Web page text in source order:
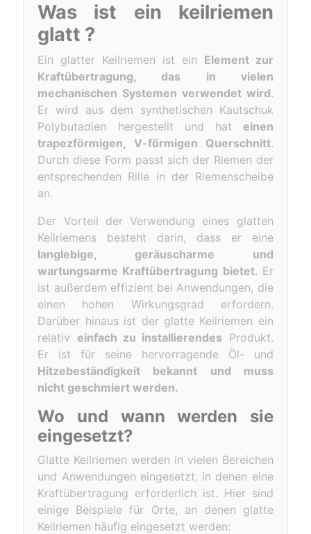
Was ist ein keilriemen
glatt ?
Ein glatter Keilriemen ist ein Element zur
Kraftübertragung, das in vielen
mechanischen Systemen verwendet wird.
Er wird aus dem synthetischen Kautschuk
Polybutadien hergestellt und hat einen
trapezförmigen, V-förmigen Querschnitt.
Durch diese Form passt sich der Riemen der
entsprechenden Rille in der Riemenscheibe
an.
Der Vorteil der Verwendung eines glatten
Keilriemens besteht darin, dass er eine
langlebige, geräuscharme und
wartungsarme Kraftübertragung bietet. Er
ist außerdem effizient bei Anwendungen, die
einen hohen Wirkungsgrad erfordern.
Darüber hinaus ist der glatte Keilriemen ein
relativ einfach zu installierendes Produkt.
Er ist für seine hervorragende Öl- und
Hitzebeständigkeit bekannt und muss
nicht geschmiert werden.
Wo und wann werden sie
eingesetzt?
Glatte Keilriemen werden in vielen Bereichen
und Anwendungen eingesetzt, in denen eine
Kraftübertragung erforderlich ist. Hier sind
einige Beispiele für Orte, an denen glatte
Keilriemen häufig eingesetzt werden: